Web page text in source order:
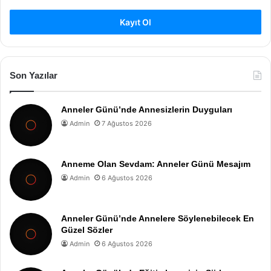
Kayıt Ol
Son Yazılar
Anneler Günü’nde Annesizlerin Duyguları
Admin 7 Ağustos 2026
Anneme Olan Sevdam: Anneler Günü Mesajım
Admin 6 Ağustos 2026
Anneler Günü’nde Annelere Söylenebilecek En
Güzel Sözler
Admin 6 Ağustos 2026